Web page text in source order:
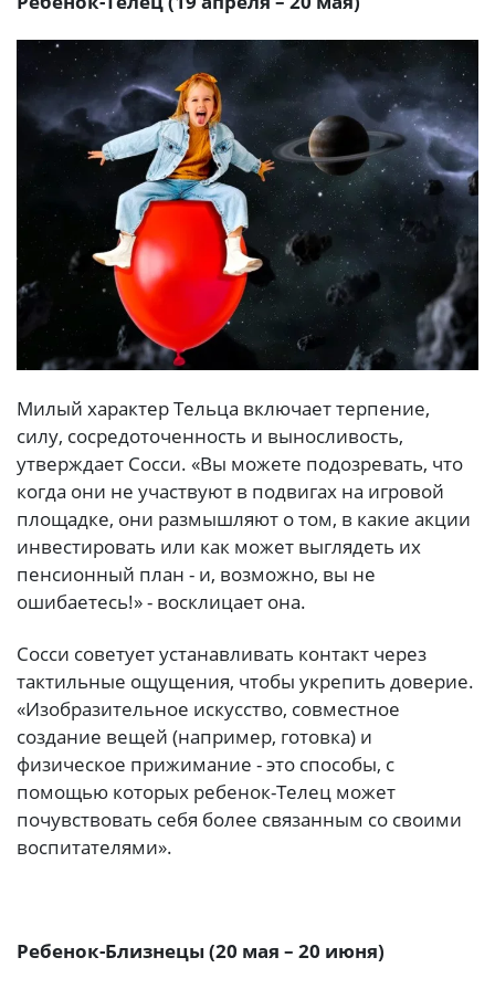
Милый характер Тельца включает терпение,
силу, сосредоточенность и выносливость,
утверждает Сосси. «Вы можете подозревать, что
когда они не участвуют в подвигах на игровой
площадке, они размышляют о том, в какие акции
инвестировать или как может выглядеть их
пенсионный план - и, возможно, вы не
ошибаетесь!» - восклицает она.
Сосси советует устанавливать контакт через
тактильные ощущения, чтобы укрепить доверие.
«Изобразительное искусство, совместное
создание вещей (например, готовка) и
физическое прижимание - это способы, с
помощью которых ребенок-Телец может
почувствовать себя более связанным со своими
воспитателями».
Ребенок-Близнецы (20 мая – 20 июня)